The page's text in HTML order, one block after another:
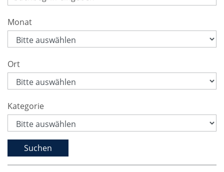
Monat
Ort
Kategorie